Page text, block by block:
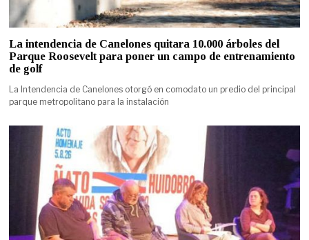
La intendencia de Canelones quitara 10.000 árboles del
Parque Roosevelt para poner un campo de entrenamiento
de golf
La Intendencia de Canelones otorgó en comodato un predio del principal
parque metropolitano para la instalación